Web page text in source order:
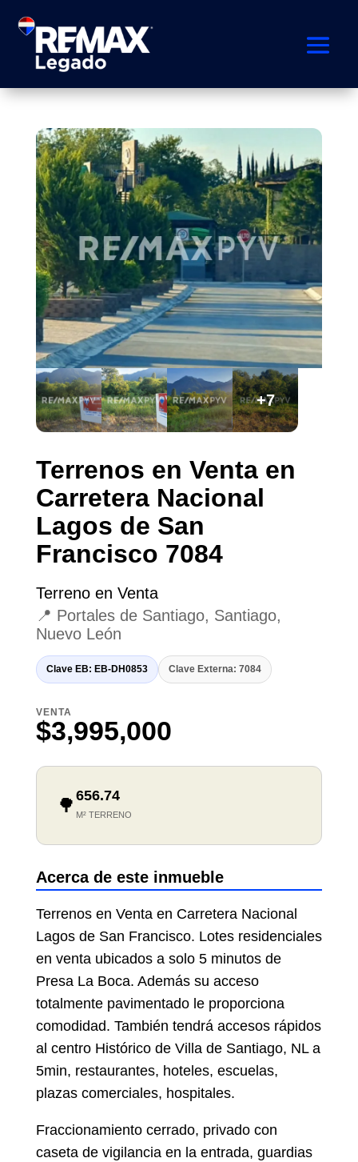
+7
Terrenos en Venta en
Carretera Nacional
Lagos de San
Francisco 7084
Terreno en Venta
📍 Portales de Santiago, Santiago,
Nuevo León
Clave EB: EB-DH0853 Clave Externa: 7084
VENTA
$3,995,000
🌳 656.74
M² TERRENO
Acerca de este inmueble
Terrenos en Venta en Carretera Nacional
Lagos de San Francisco. Lotes residenciales
en venta ubicados a solo 5 minutos de
Presa La Boca. Además su acceso
totalmente pavimentado le proporciona
comodidad. También tendrá accesos rápidos
al centro Histórico de Villa de Santiago, NL a
5min, restaurantes, hoteles, escuelas,
plazas comerciales, hospitales.
Fraccionamiento cerrado, privado con
caseta de vigilancia en la entrada, guardias